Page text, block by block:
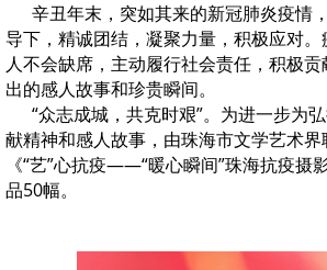
辛丑年末，突如其来的新冠肺炎疫情
导下，精诚团结，凝聚力量，积极应对
人不会缺席，主动履行社会责任，积极
出的感人故事和珍贵瞬间。
“众志成城，共克时艰”。为进一步为
献精神和感人故事，由珠海市文学艺术
《“艺”心抗疫——“暖心瞬间”珠海抗疫
品50幅。